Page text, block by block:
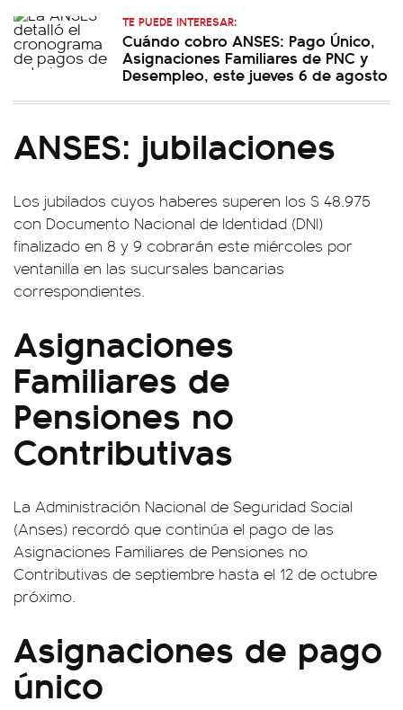
TE PUEDE INTERESAR:
Cuándo cobro ANSES: Pago Único,
Asignaciones Familiares de PNC y
Desempleo, este jueves 6 de agosto
ANSES: jubilaciones
Los jubilados cuyos haberes superen los $ 48.975
con Documento Nacional de Identidad (DNI)
finalizado en 8 y 9 cobrarán este miércoles por
ventanilla en las sucursales bancarias
correspondientes.
Asignaciones
Familiares de
Pensiones no
Contributivas
La Administración Nacional de Seguridad Social
(Anses) recordó que continúa el pago de las
Asignaciones Familiares de Pensiones no
Contributivas de septiembre hasta el 12 de octubre
próximo.
Asignaciones de pago
único